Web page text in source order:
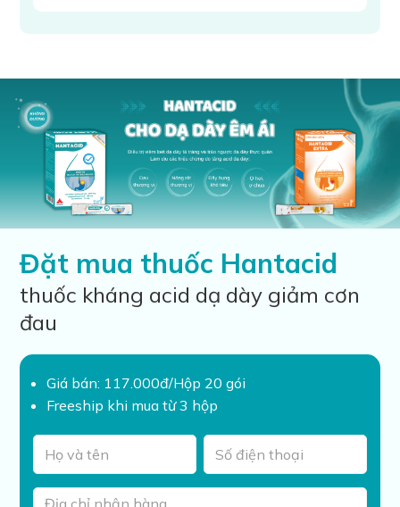
Đặt mua thuốc Hantacid
thuốc kháng acid dạ dày giảm cơn
đau
Giá bán: 117.000đ/Hộp 20 gói
Freeship khi mua từ 3 hộp